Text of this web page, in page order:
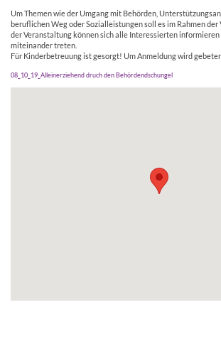
Um Themen wie der Umgang mit Behörden,
beruflichen Weg oder Sozialleistungen soll es im Rahmen
der Veranstaltung können sich alle Interessierten informieren
miteinander treten.
Für Kinderbetreuung ist gesorgt! Um Anmeldung wird
08_10_19_Alleinerziehend druch den Behördendschungel